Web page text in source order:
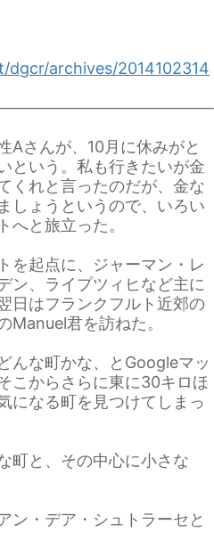
archives/2014102314
Aさんが、10月に休みがと
という。私も行きたいが金
くれと言ったのだが、金な
しょうというので、いろい
へと旅立った。
を起点に、ジャーマン・レ
ン、ライプツィヒなど主に
日はフランクフルト近郊の
Manuel君を訪ねた。
んな町かな、とGoogleマッ
こからさらに東に30キロほ
になる町を見つけてしまっ
町と、その中心に小さな
ン・デア・シュトラーセと